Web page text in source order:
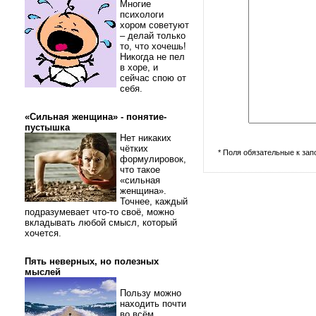
Многие
психологи
хором советуют
– делай только
то, что хочешь!
Никогда не пел
в хоре, и
сейчас спою от
себя.
«Сильная женщина» - понятие-
пустышка
Нет никаких
чётких
формулировок,
что такое
«сильная
женщина».
Точнее, каждый
подразумевает что-то своё, можно
вкладывать любой смысл, который
хочется.
Пять неверных, но полезных
мыслей
Пользу можно
находить почти
* Поля обязательные к